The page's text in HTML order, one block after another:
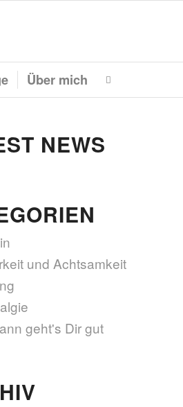
Über mich
NEWS
und Achtsamkeit
geht's Dir gut